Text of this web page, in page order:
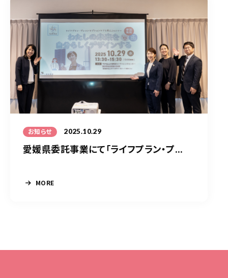
お知らせ 2025.10.29
愛媛県委託事業にて「ライフプラン・プ...
MORE